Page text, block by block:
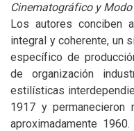
Cinematográfico y
Los autores conciben
integral y coherente, un
específico de
de organización
estilísticas
1917 y
aproximadamente